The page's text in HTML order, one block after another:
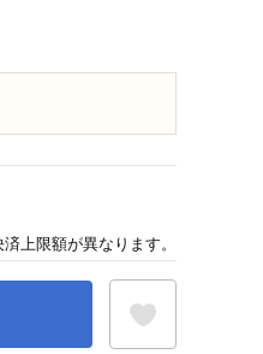
上限額が異なります。